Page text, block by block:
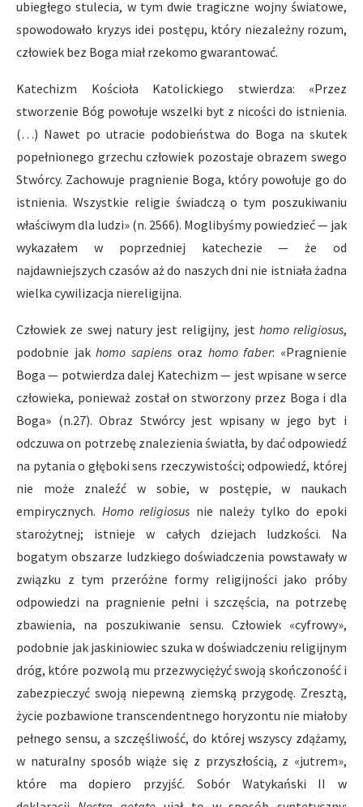
ubiegłego stulecia, w tym dwie tragiczne wojny światowe,
spowodowało kryzys idei postępu, który niezależny rozum,
człowiek bez Boga miał rzekomo gwarantować.
Katechizm Kościoła Katolickiego stwierdza: «Przez
stworzenie Bóg powołuje wszelki byt z nicości do istnienia.
(…) Nawet po utracie podobieństwa do Boga na skutek
popełnionego grzechu człowiek pozostaje obrazem swego
Stwórcy. Zachowuje pragnienie Boga, który powołuje go do
istnienia. Wszystkie religie świadczą o tym poszukiwaniu
właściwym dla ludzi» (n. 2566). Moglibyśmy powiedzieć — jak
wykazałem w poprzedniej katechezie — że od
najdawniejszych czasów aż do naszych dni nie istniała żadna
wielka cywilizacja niereligijna.
Człowiek ze swej natury jest religijny, jest homo religiosus,
podobnie jakhomo sapiens oraz homo faber: «Pragnienie
Boga — potwierdza dalej Katechizm — jest wpisane w serce
człowieka, ponieważ został on stworzony przez Boga i dla
Boga» (n.27). Obraz Stwórcy jest wpisany w jego byt i
odczuwa on potrzebę znalezienia światła, by dać odpowiedź
na pytania o głęboki sens rzeczywistości; odpowiedź, której
nie może znaleźć w sobie, w postępie, w naukach
empirycznych. Homo religiosus nie należy tylko do epoki
starożytnej; istnieje w całych dziejach ludzkości. Na
bogatym obszarze ludzkiego doświadczenia powstawały w
związku z tym przeróżne formy religijności jako próby
odpowiedzi na pragnienie pełni i szczęścia, na potrzebę
zbawienia, na poszukiwanie sensu. Człowiek «cyfrowy»,
podobnie jak jaskiniowiec szuka w doświadczeniu religijnym
dróg, które pozwolą mu przezwyciężyć swoją skończoność i
zabezpieczyć swoją niepewną ziemską przygodę. Zresztą,
życie pozbawione transcendentnego horyzontu nie miałoby
pełnego sensu, a szczęśliwość, do której wszyscy zdążamy,
w naturalny sposób wiąże się z przyszłością, z «jutrem»,
które ma dopiero przyjść. Sobór Watykański II w